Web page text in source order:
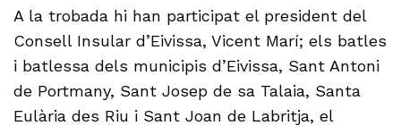
A la trobada hi han participat el president del
Consell Insular d’Eivissa, Vicent Marí; els batles
i batlessa dels municipis d’Eivissa, Sant Antoni
de Portmany, Sant Josep de sa Talaia, Santa
Eulària des Riu i Sant Joan de Labritja, el